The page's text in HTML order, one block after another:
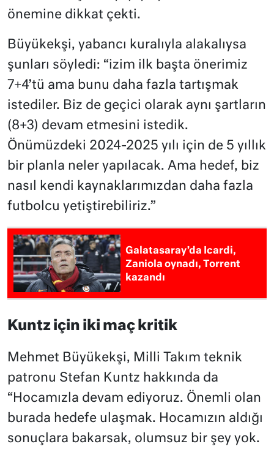
önemine dikkat çekti.
Büyükekşi, yabancı kuralıyla alakalıysa
şunları söyledi: “izim ilk başta önerimiz
7+4’tü ama bunu daha fazla tartışmak
istediler. Biz de geçici olarak aynı şartların
(8+3) devam etmesini istedik.
Önümüzdeki 2024-2025 yılı için de 5 yıllık
bir planla neler yapılacak. Ama hedef, biz
nasıl kendi kaynaklarımızdan daha fazla
futbolcu yetiştirebiliriz.”
Galatasaray’da Icardi,
Zaniola oynadı, Torrent
kazandı
Kuntz için iki maç kritik
Mehmet Büyükekşi, Milli Takım teknik
patronu Stefan Kuntz hakkında da
“Hocamızla devam ediyoruz. Önemli olan
burada hedefe ulaşmak. Hocamızın aldığı
sonuçlara bakarsak, olumsuz bir şey yok.